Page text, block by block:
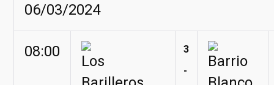
06/03/2024
08:00
3
-